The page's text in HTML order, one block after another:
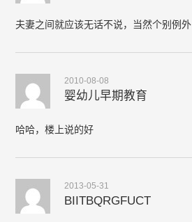
夫妻之间就应该无话不说，当然个别例外
2010-08-08
婴幼儿早期教育
哈哈，楼上说的好
2013-05-31
BIITBQRGFUCT